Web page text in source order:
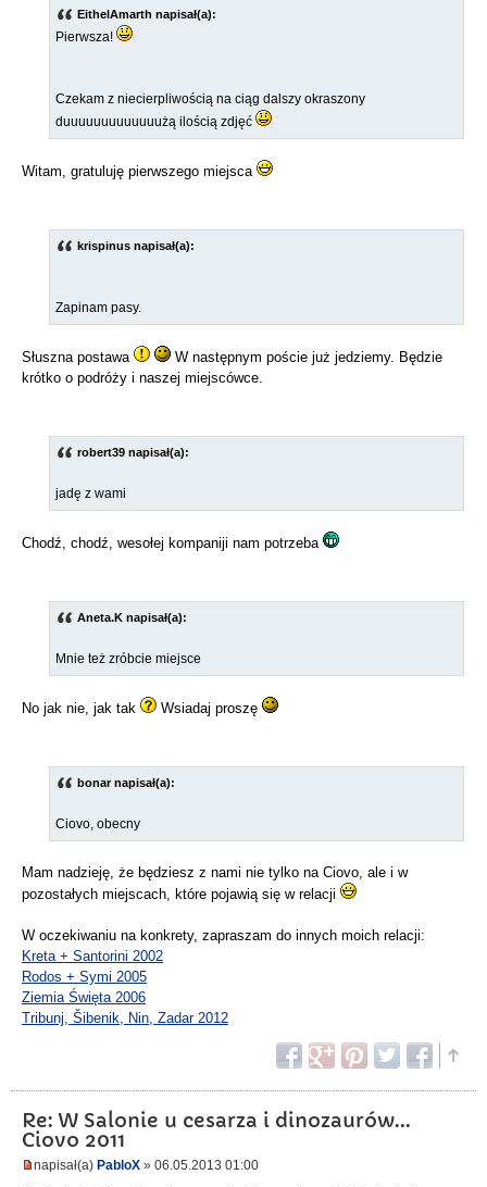
EithelAmarth napisał(a):
Pierwsza!
Czekam z niecierpliwością na ciąg dalszy okraszony
duuuuuuuuuuuuużą ilością zdjęć
Witam, gratuluję pierwszego miejsca
krispinus napisał(a):
Zapinam pasy.
Słuszna postawa
W następnym poście już jedziemy. Będzie
krótko o podróży i naszej miejscówce.
robert39 napisał(a):
jadę z wami
Chodź, chodź, wesołej kompaniji nam potrzeba
Aneta.K napisał(a):
Mnie też zróbcie miejsce
No jak nie, jak tak Wsiadaj proszę
bonar napisał(a):
Ciovo, obecny
Mam nadzieję, że będziesz z nami nie tylko na Ciovo, ale i w
pozostałych miejscach, które pojawią się w relacji
W oczekiwaniu na konkrety, zapraszam do innych moich relacji:
Kreta + Santorini 2002
Rodos + Symi 2005
Ziemia Święta 2006
Tribunj, Šibenik, Nin, Zadar 2012
Re: W Salonie u cesarza i dinozaurów...
Ciovo 2011
napisał(a) PabloX » 06.05.2013 01:00